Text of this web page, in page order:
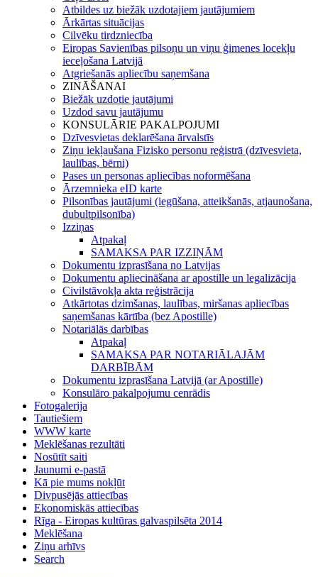
Atbildes uz biežāk uzdotajiem jautājumiem
Ārkārtas situācijas
Cilvēku tirdzniecība
Eiropas Savienības pilsoņu un viņu ģimenes locekļu
ieceļošana Latvijā
Atgriešanās apliecību saņemšana
ZINĀŠANAI
Biežāk uzdotie jautājumi
Uzdod savu jautājumu
KONSULĀRIE PAKALPOJUMI
Dzīvesvietas deklarēšana ārvalstīs
Ziņu iekļaušana Fizisko personu reģistrā (dzīvesvieta,
laulības, bērni)
Pases un personas apliecības noformēšana
Ārzemnieka eID karte
Pilsonības jautājumi (iegūšana, atteikšanās, atjaunošana,
dubultpilsonība)
Izziņas
Atpakaļ
SAMAKSA PAR IZZIŅĀM
Dokumentu izprasīšana no Latvijas
Dokumentu apliecināšana ar apostille un legalizācija
Civilstāvokļa akta reģistrācija
Atkārtotas dzimšanas, laulības, miršanas apliecības
saņemšanas kārtība (bez Apostille)
Notariālās darbības
Atpakaļ
SAMAKSA PAR NOTARIĀLAJĀM
DARBĪBĀM
Dokumentu izprasīšana Latvijā (ar Apostille)
Konsulāro pakalpojumu cenrādis
Fotogalerija
Tautiešiem
WWW karte
Meklēšanas rezultāti
Nosūtīt saiti
Jaunumi e-pastā
Kā pie mums nokļūt
Divpusējās attiecības
Ekonomiskās attiecības
Rīga - Eiropas kultūras galvaspilsēta 2014
Meklēšana
Ziņu arhīvs
Search